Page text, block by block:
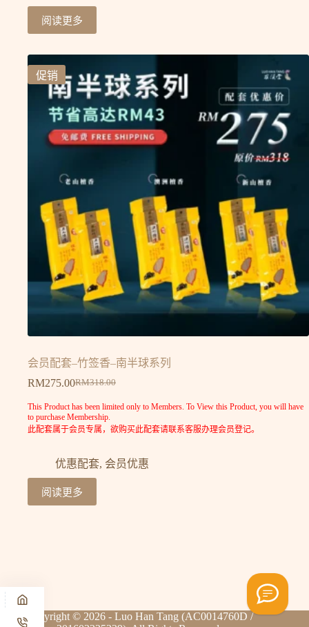
阅读更多
促销
会员配套–竹签香–南半球系列
RM318.00
RM275.00
This Product has been limited only to Members. To View this Product, you will have
to purchase Membership.
此配套属于会员专属，欲购买此配套请联系客服办理会员登记。
优惠配套, 会员优惠
阅读更多
Copyright © 2026 - Luo Han Tang (AC0014760D /